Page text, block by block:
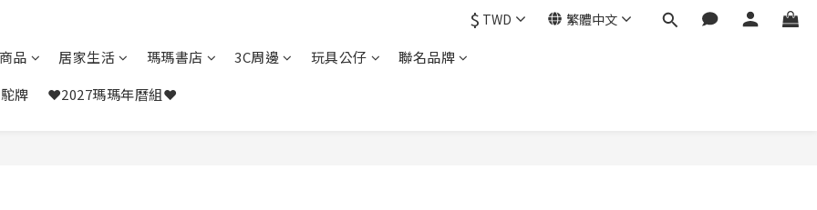
$ TWD 繁體中文
品 居家生活 瑪瑪書店 3C周邊 玩具公仔
聯名品牌
牌
❤️2027瑪瑪年曆組❤️